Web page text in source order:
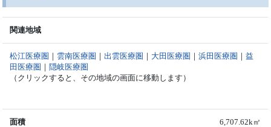
関連地域
松江医療圏 ｜ 雲南医療圏 ｜出雲医療圏 ｜ 大田医療圏 ｜浜田医療圏 ｜益
田医療圏 ｜隠岐医療圏
（クリックすると、その地域の画面に移動します）
面積 6,707.62k㎡